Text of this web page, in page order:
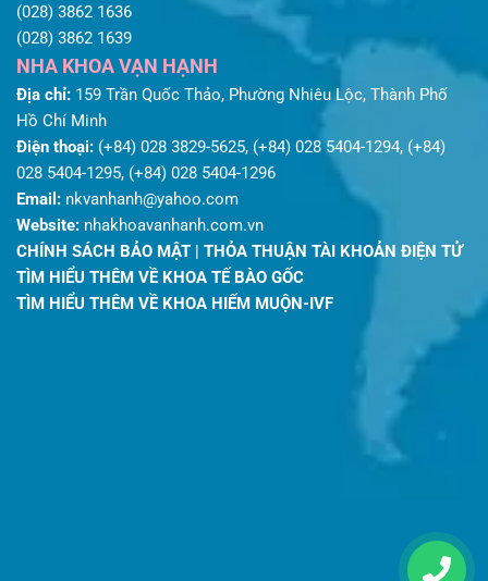
(028) 3862 1636
(028) 3862 1639
NHA KHOA VẠN HẠNH
Địa chỉ: 159 Trần Quốc Thảo, Phường Nhiêu Lộc, Thành Phố
Hồ Chí Minh
Điện thoại: (+84) 028 3829-5625, (+84) 028 5404-1294, (+84)
028 5404-1295, (+84) 028 5404-1296
Email: nkvanhanh@yahoo.com
Website: nhakhoavanhanh.com.vn
CHÍNH SÁCH BẢO MẬT | THỎA THUẬN TÀI KHOẢN ĐIỆN TỬ
TÌM HIỂU THÊM VỀ KHOA TẾ BÀO GỐC
TÌM HIỂU THÊM VỀ KHOA HIẾM MUỘN-IVF